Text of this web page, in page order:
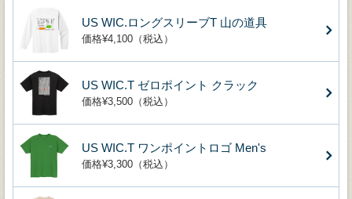
US WIC.ロングスリーブT 山の道具
価格¥4,100（税込）
US WIC.T ゼロポイント クラック
価格¥3,500（税込）
US WIC.T ワンポイントロゴ Men's
価格¥3,300（税込）